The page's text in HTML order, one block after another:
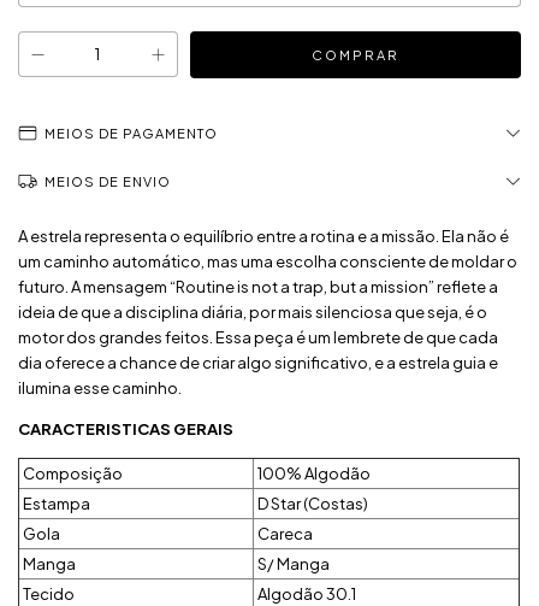
MEIOS DE PAGAMENTO
MEIOS DE ENVIO
A estrela representa o equilíbrio entre a rotina e a missão. Ela não é
um caminho automático, mas uma escolha consciente de moldar o
futuro. A mensagem “Routine is not a trap, but a mission” reflete a
ideia de que a disciplina diária, por mais silenciosa que seja, é o
motor dos grandes feitos. Essa peça é um lembrete de que cada
dia oferece a chance de criar algo significativo, e a estrela guia e
ilumina esse caminho.
CARACTERISTICAS GERAIS
Composição
100% Algodão
Estampa
D Star (Costas)
Gola
Careca
Manga
S/ Manga
Tecido
Algodão 30.1